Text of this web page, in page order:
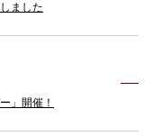
ました
」開催！